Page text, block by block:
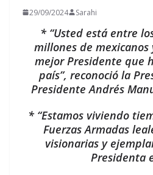
29/09/2024 Sarahi
* “Usted está entre
millones de mexicanos
mejor Presidente que
país”, reconoció la
Presidente Andrés
* “Estamos viviendo
Fuerzas Armadas
visionarias y
Presidenta